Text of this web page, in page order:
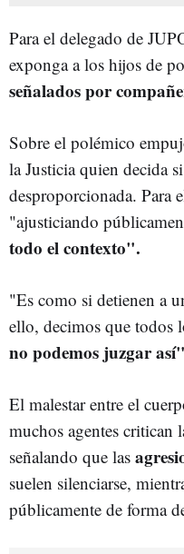
Para el delegado de
exponga a los hijos de
señalados por
Sobre el polémico
la Justicia quien decida
desproporcionada. Para
"ajusticiando
todo el contexto".
"Es como si detienen a
ello, decimos que todos
no podemos juzgar
El malestar entre el
muchos agentes critican
señalando que las
suelen silenciarse,
públicamente de forma